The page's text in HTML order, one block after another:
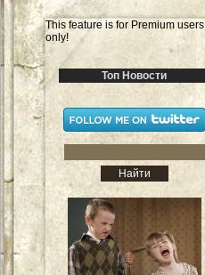
This feature is for Premium users
only!
Топ Новости